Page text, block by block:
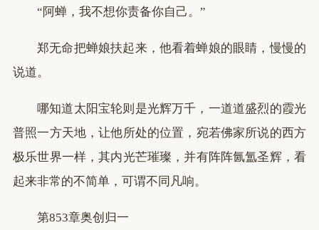
“阿蝉，我不想你责备你自己。”
郑无命把蝉娘扶起来，他看着蝉娘的眼睛，慢慢的
说道。
哪知道太阳宝轮则是光辉万千，一道道盛烈的霞光
普照一方天地，让他所处的位置，宛若佛家所说的西方
极乐世界一样，其内光芒璀璨，并有阵阵氤氲圣辉，看
起来非常的不简单，可谓不同凡响。
第853章奥创归一